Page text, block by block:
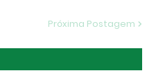
Próxima Postagem